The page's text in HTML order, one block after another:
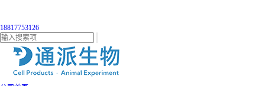
18817753126